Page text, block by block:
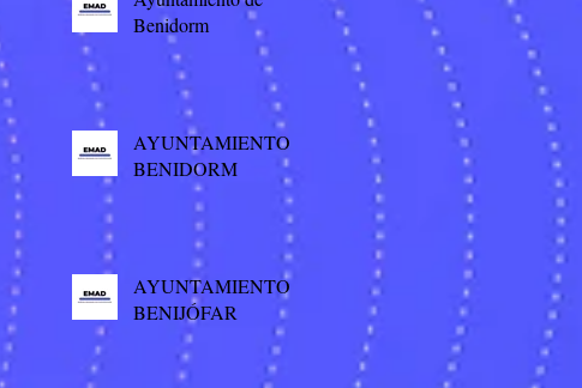
Benidorm
AYUNTAMIENTO
BENIDORM
AYUNTAMIENTO
BENIJÓFAR